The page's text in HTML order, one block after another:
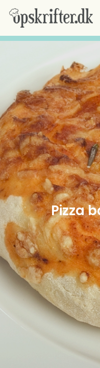
Der er ingen varer i
Pizza